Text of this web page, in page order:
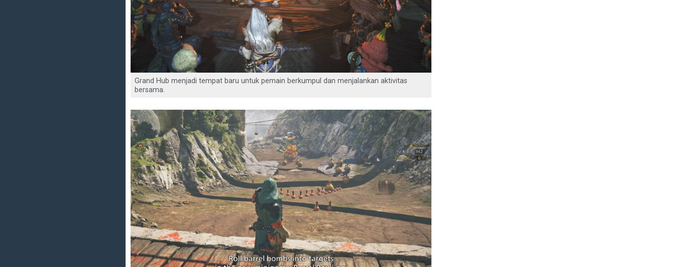
Grand Hub menjadi tempat baru untuk pemain berkumpul dan menjalankan aktivitas
bersama.